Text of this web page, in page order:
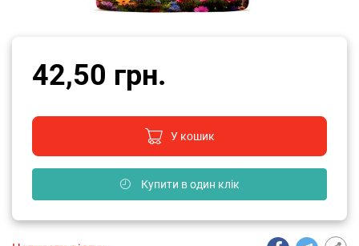
42,50 грн.
У кошик
Купити в один клік